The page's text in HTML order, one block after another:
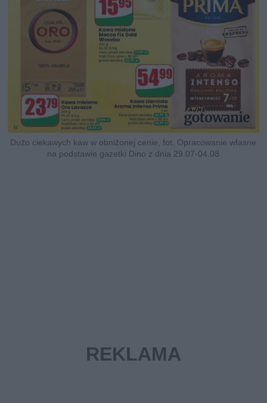
Dużo ciekawych kaw w obniżonej cenie, fot. Opracowanie własne
na podstawie gazetki Dino z dnia 29.07-04.08